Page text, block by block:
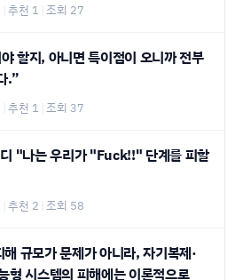
추천 1 조회 27
.”
추천 1 조회 37
추천 2 조회 58
형 시스템의 피해에는 이론적으로